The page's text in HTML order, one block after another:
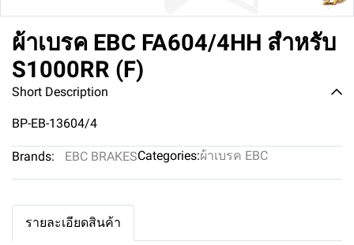
ผ้าเบรค EBC FA604/4HH สำหรับ
S1000RR (F)
Short Description
BP-EB-13604/4
Brands: EBC BRAKESCategories:ผ้าเบรค EBC
รายละเอียดสินค้า